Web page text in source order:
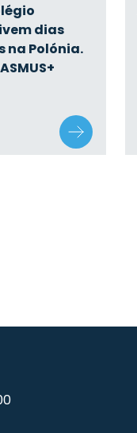
dias
na Polónia.